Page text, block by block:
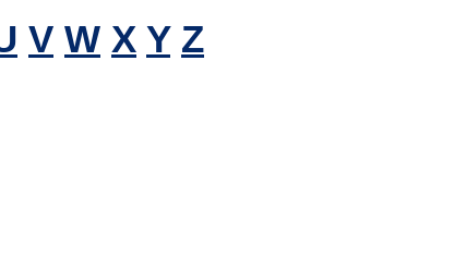
V W X Y Z